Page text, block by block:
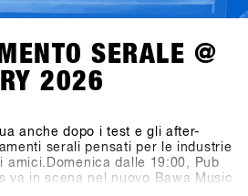
SERALE @
2026
anche dopo i test e gli after-
serali pensati per le industrie
amici.Domenica dalle 19:00, Pub
va in scena nel nuovo Bawa Music